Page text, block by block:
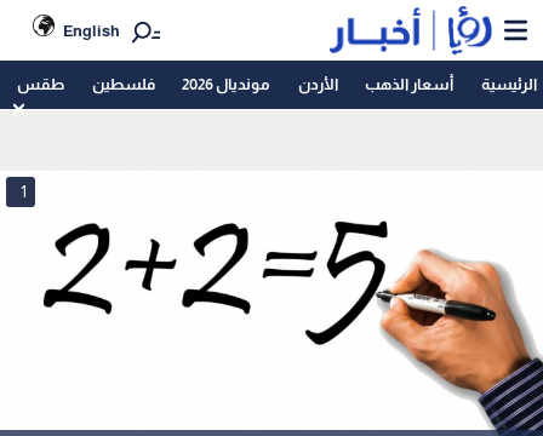
English
الرئيسية أسعار الذهب الأردن مونديال 2026 فلسطين طقس
1